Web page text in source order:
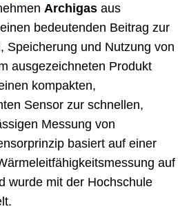
Archigasaus
bedeutenden Beitrag zur
Speicherung und Nutzung von
ausgezeichneten Produkt
kompakten,
Sensor zur schnellen,
Messung von
basiert auf einer
auf
wurde mit der Hochschule